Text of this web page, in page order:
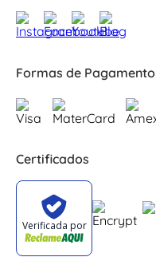
Formas de Pagamento
Certificados